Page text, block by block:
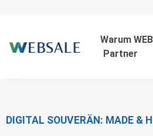
Warum
Partner
DIGITAL SOUVERÄN: MADE &